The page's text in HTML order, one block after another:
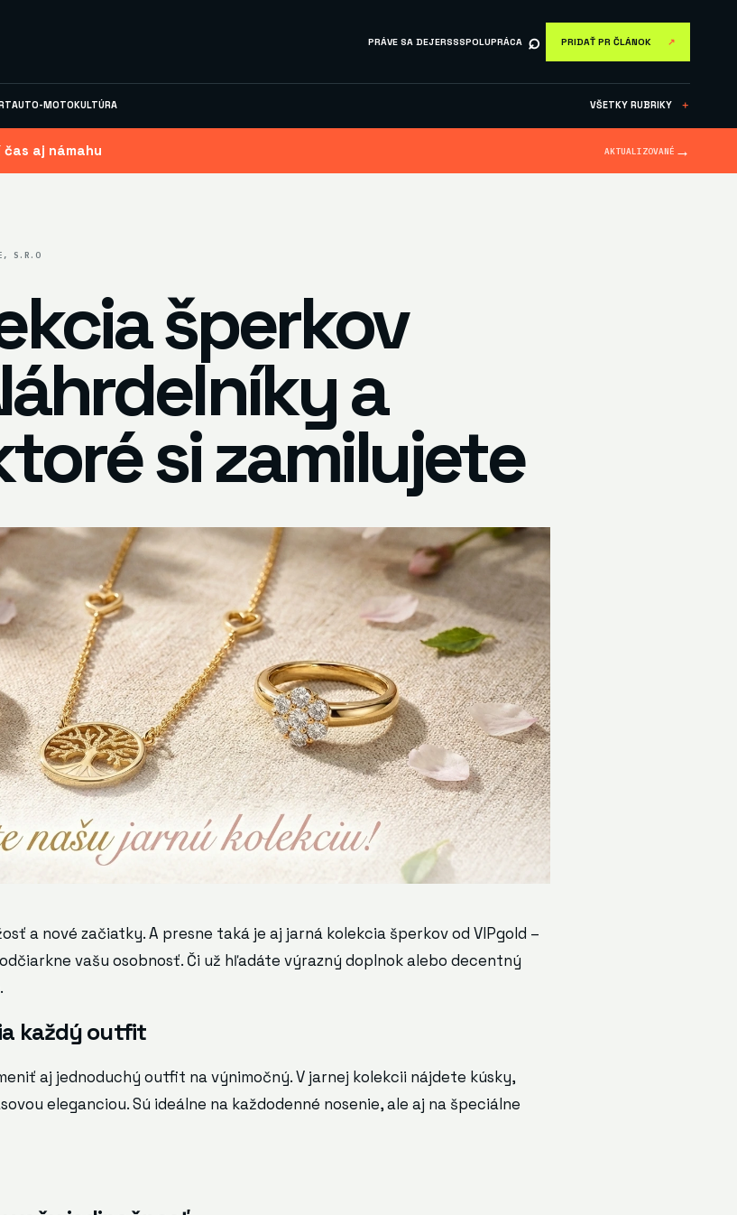
PRÁVE SA DEJERSSSPOLUPRÁCA ⌕ PRIDAŤ PR ČLÁNOK ↗
AUTO-MOTOKULTÚRA VŠETKY RUBRIKY ＋
aj námahu AKTUALIZOVANÉ →
S.R.O
šperkov
a
si zamilujete
a nové začiatky. A presne taká je aj jarná kolekcia šperkov od VIPgold –
vašu osobnosť. Či už hľadáte výrazný doplnok alebo decentný
každý outfit
aj jednoduchý outfit na výnimočný. V jarnej kolekcii nájdete kúsky,
eleganciou. Sú ideálne na každodenné nosenie, ale aj na špeciálne